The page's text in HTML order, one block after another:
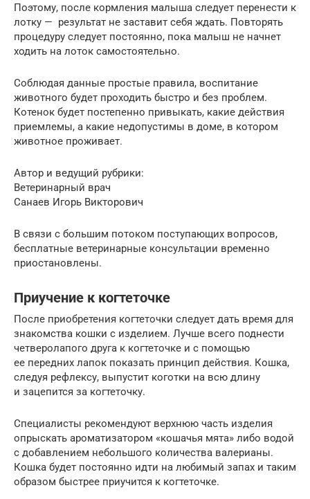
Поэтому, после кормления малыша следует перенести к
лотку — результат не заставит себя ждать. Повторять
процедуру следует постоянно, пока малыш не начнет
ходить на лоток самостоятельно.
Соблюдая данные простые правила, воспитание
животного будет проходить быстро и без проблем.
Котенок будет постепенно привыкать, какие действия
приемлемы, а какие недопустимы в доме, в котором
животное проживает.
Автор и ведущий рубрики:
Ветеринарный врач
Санаев Игорь Викторович
В связи с большим потоком поступающих вопросов,
бесплатные ветеринарные консультации временно
приостановлены.
Приучение к когтеточке
После приобретения когтеточки следует дать время для
знакомства кошки с изделием. Лучше всего поднести
четверолапого друга к когтеточке и с помощью
ее передних лапок показать принцип действия. Кошка,
следуя рефлексу, выпустит коготки на всю длину
и зацепится за когтеточку.
Специалисты рекомендуют верхнюю часть изделия
опрыскать ароматизатором «кошачья мята» либо водой
с добавлением небольшого количества валерианы.
Кошка будет постоянно идти на любимый запах и таким
образом быстрее приучится к когтеточке.